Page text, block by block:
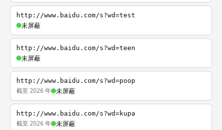
http://www.baidu.com/s?wd=test
未屏蔽
http://www.baidu.com/s?wd=teen
未屏蔽
http://www.baidu.com/s?wd=poop
截至 2026 年 未屏蔽
http://www.baidu.com/s?wd=kupa
截至 2026 年 未屏蔽